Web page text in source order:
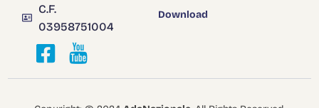
C.F.
03958751004
Download